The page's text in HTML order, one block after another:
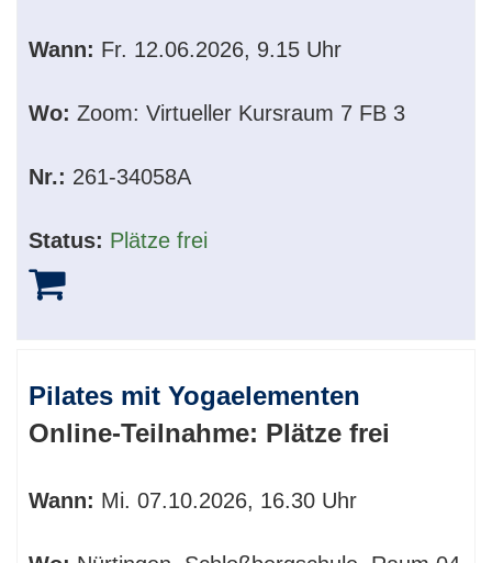
Wann: Fr. 12.06.2026, 9.15 Uhr
Wo: Zoom: Virtueller Kursraum 7 FB 3
Nr.: 261-34058A
Status: Plätze frei
Pilates mit Yogaelementen
Online-Teilnahme: Plätze frei
Wann: Mi. 07.10.2026, 16.30 Uhr